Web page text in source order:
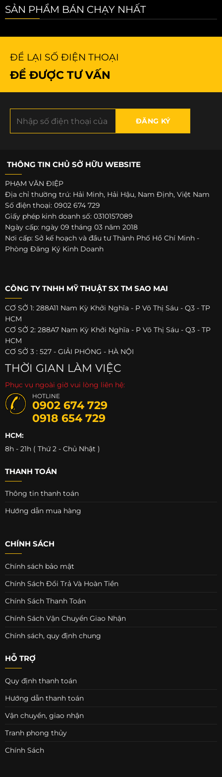
SẢN PHẨM BÁN CHẠY NHẤT
ĐỂ LẠI SỐ ĐIỆN THOẠI
ĐỂ ĐƯỢC TƯ VẤN
THÔNG TIN CHỦ SỞ HỮU WEBSITE
PHẠM VĂN ĐIỆP
Địa chỉ thường trú: Hải Minh, Hải Hậu, Nam Định, Việt Nam
Số điện thoại: 0902 674 729
Giấy phép kinh doanh số: 0310157089
Ngày cấp: ngày 09 tháng 03 năm 2018
Nơi cấp: Sở kế hoạch và đầu tư Thành Phố Hồ Chí Minh -
Phòng Đăng Ký Kinh Doanh
CÔNG TY TNHH MỸ THUẬT SX TM SAO MAI
CƠ SỞ 1: 288A11 Nam Kỳ Khởi Nghĩa - P Võ Thị Sáu - Q3 - TP
HCM
CƠ SỞ 2: 288A7 Nam Kỳ Khởi Nghĩa - P Võ Thị Sáu - Q3 - TP
HCM
CƠ SỞ 3 : 527 - GIẢI PHÓNG - HÀ NỘI
THỜI GIAN LÀM VIỆC
Phục vụ ngoài giờ vui lòng liên hệ:
HOTLINE
0902 674 729
0918 654 729
HCM:
8h - 21h ( Thứ 2 - Chủ Nhật )
THANH TOÁN
Thông tin thanh toán
Hướng dẫn mua hàng
CHÍNH SÁCH
Chính sách bảo mật
Chính Sách Đổi Trả Và Hoàn Tiền
Chính Sách Thanh Toán
Chính Sách Vận Chuyển Giao Nhận
Chính sách, quy định chung
HỖ TRỢ
Quy định thanh toán
Hướng dẫn thanh toán
Vận chuyển, giao nhận
Tranh phong thủy
Chính Sách